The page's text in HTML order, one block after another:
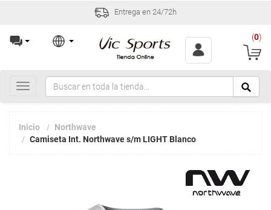
Entrega en 24/72h
(0)
Toggle
navigation
Inicio
Northwave
Camiseta Int. Northwave s/m LIGHT Blanco